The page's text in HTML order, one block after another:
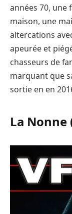
années 70, une
maison, une
altercations
apeurée et
chasseurs de
marquant que
sortie en en
La Nonne